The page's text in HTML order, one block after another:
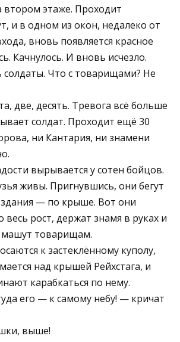
втором этаже. Проходит
и в одном из окон, недалеко от
вновь появляется красное
Качнулось. И вновь исчезло.
солдаты. Что с товарищами? Не
две, десять. Тревога всё больше
солдат. Проходит ещё 30
ни Кантария, ни знамени
вырывается у сотен бойцов.
живы. Пригнувшись, они бегут
— по крыше. Вот они
рост, держат знамя в руках и
машут товарищам.
к застеклённому куполу,
над крышей Рейхстага, и
карабкаться по нему.
его — к самому небу! — кричат
выше!